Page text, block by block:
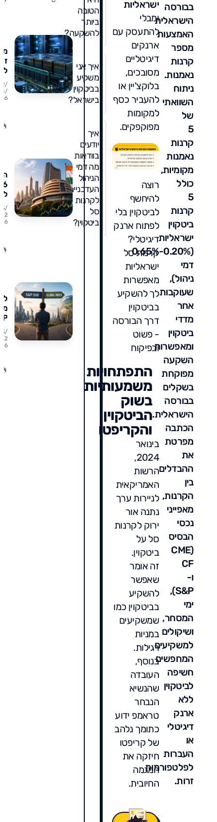
בבורסה
הישראלית
האמצעות
מספר
קרנות
נאמנות.
ניתוח
השוואתי
של
5
קרנות
נאמנות
מקומיות,
כולל
5
קרנות
ביטקוין
ישראליות
(0.20%-0.65%
דמי
ניהול),
שעוקבות
אחר
מדדי
ביטקוין
ומאפשרות
השקעה
מפוקחת
בשקלים
בבורסה
הישראלית.
הכתבה
מפרטת
את
ההבדלים
בין
הקרנות,
מאפייני
נכסי
הבסיס
(CME
CF
ו-
S&P),
ימי
המסחר,
ושיקולים
למשקיעים
המחפשים
חשיפה
לביטקוין
ללא
ארנק
דיגיטלי
או
העברות
לפלטפורמות
זרות.
ישראליות
ומבלי
להתעסק עם
ארנקים
דיגיטליים
מסובכים,
בלוקצ'יין או
להעביר כסף
למקומות
מפוקפקים.
רוצה
להיחשף
לביטקוין בלי
לפתוח ארנק
דיגיטלי?
קרנות סל
ישראליות
מאפשרות
לך להשקיע
בביטקוין
דרך הבורסה
- פשוט
ובפיקוח
התפתחויות
משמעותיות
בשוק
הביטקוין
והקריפטו
בינואר
2024,
הרשות
האמריקאית
לניירות ערך
נתנה אור
ירוק לקרנות
סל על
ביטקוין.
זה אומר
שאפשר
להשקיע
בביטקוין כמו
שמשקיעים
במניות
רגילות.
בנוסף,
העובדה
שהנשיא
הנבחר
טראמפ ידוע
כתומך נלהב
של קריפטו
חיזקה את
המגמה
החיובית.
הטובה
ביותר
להשקעה?
איך אני
משקיע
בביטקוין
בישראל?
איך
יודעים
בוודאות
מה דמי
הניהול
העדכניים
לקרנות
סל
ביטקוין?
26
2
6
2
6